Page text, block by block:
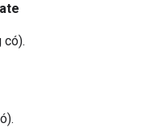
có).